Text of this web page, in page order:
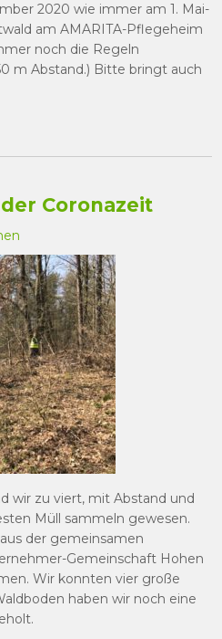
2020 wie immer am 1. Mai-
am AMARITA-Pflegeheim
noch die Regeln
m Abstand.) Bitte bringt auch
Coronazeit
wir zu viert, mit Abstand und
Müll sammeln gewesen.
der gemeinsamen
Gemeinschaft Hohen
Wir konnten vier große
haben wir noch eine